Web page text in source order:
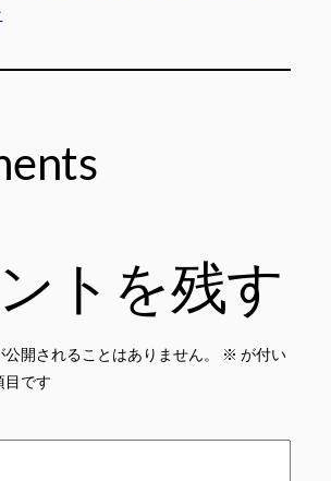
トを残す
開されることはありません。 ※ が付い
目です